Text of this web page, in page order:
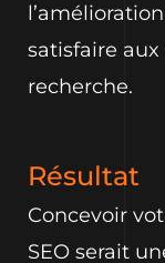
satisfaire
recherche.
Résultat
Concevoir
SEO serait